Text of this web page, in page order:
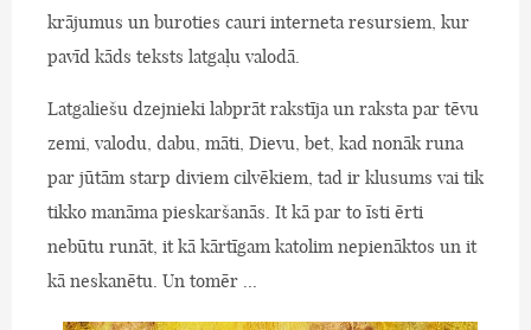
krājumus un buroties cauri interneta resursiem, kur
pavīd kāds teksts latgaļu valodā.
Latgaliešu dzejnieki labprāt rakstīja un raksta par tēvu
zemi, valodu, dabu, māti, Dievu, bet, kad nonāk runa
par jūtām starp diviem cilvēkiem, tad ir klusums vai tik
tikko manāma pieskaršanās. It kā par to īsti ērti
nebūtu runāt, it kā kārtīgam katolim nepienāktos un it
kā neskanētu. Un tomēr ...